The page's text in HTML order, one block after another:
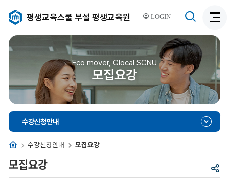
LOGIN
평생교육스쿨 부설 평생교육원
색
활
성
색
Eco mover, Glocal SCNU
모집요강
홈 수강신청안내 모집요강
수강신청안내
공
모집요강